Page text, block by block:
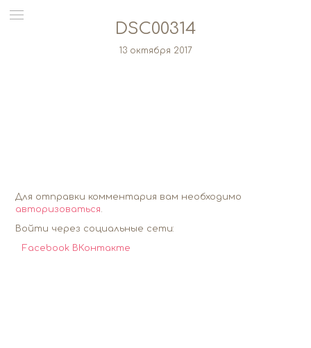
DSC00314
13 октября 2017
Для отправки комментария вам необходимо
авторизоваться.
Войти через социальные сети:
Facebook ВКонтакте